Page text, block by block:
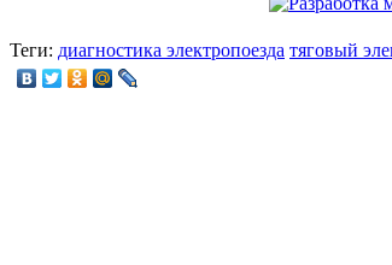
Теги: диагностика электропоезда тяговый